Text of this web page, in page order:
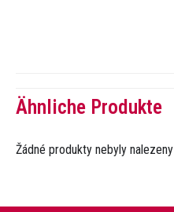
Ähnliche Produkte
Žádné produkty nebyly nalezeny